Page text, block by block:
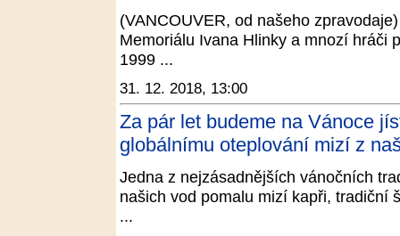
(VANCOUVER, od našeho
Memoriálu Ivana Hlinky a mnozí hráči
1999 ...
31. 12. 2018, 13:00
Za pár let budeme na Vánoce
globálnímu oteplování mizí z
Jedna z nejzásadnějších vánočních
našich vod pomalu mizí kapři, tradiční
...